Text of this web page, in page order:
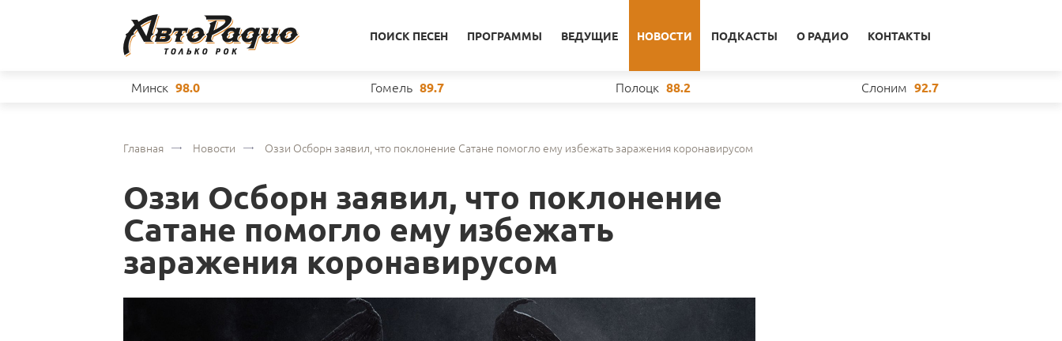
ПОИСК ПЕСЕН ПРОГРАММЫ ВЕДУЩИЕ НОВОСТИ ПОДКАСТЫ О РАДИО КОНТАКТЫ
Минск 98.0 Гомель 89.7 Полоцк 88.2 Слоним 92.7
Главная Новости Оззи Осборн заявил, что поклонение Сатане помогло ему избежать заражения коронавирусом
Оззи Осборн заявил, что поклонение
Сатане помогло ему избежать
заражения коронавирусом